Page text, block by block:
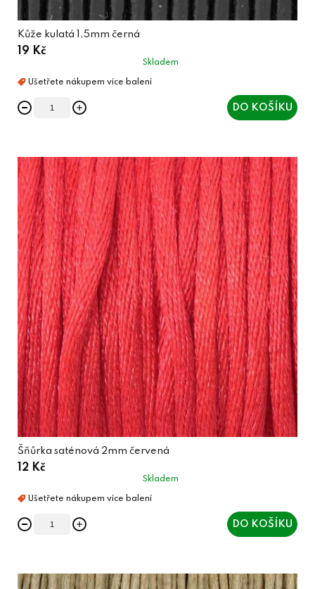
Kůže kulatá 1,5mm černá
19 Kč
Skladem
DO KOŠÍKU
Šňůrka saténová 2mm červená
12 Kč
Skladem
DO KOŠÍKU